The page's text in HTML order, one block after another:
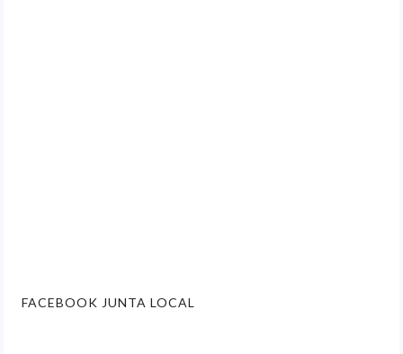
FACEBOOK JUNTA LOCAL